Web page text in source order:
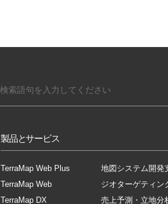
製品とサービス
TerraMap Web Plus
TerraMap Web
TerraMap DX
地図システム開発
ジオターゲティン
売上予測・立地分